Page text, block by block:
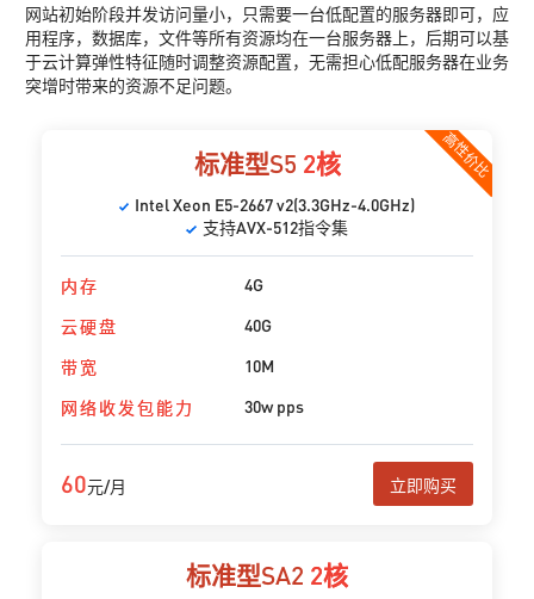
网站初始阶段并发访问量小，只需要一台低配置的服务器即可，应
用程序，数据库，文件等所有资源均在一台服务器上，后期可以基
于云计算弹性特征随时调整资源配置，无需担心低配服务器在业务
突增时带来的资源不足问题。
高性价比
标准型S5 2核
Intel Xeon E5-2667 v2(3.3GHz-4.0GHz)
支持AVX-512指令集
内存
4G
云硬盘
40G
带宽
10M
网络收发包能力
30w pps
60元/月 立即购买
标准型SA2 2核